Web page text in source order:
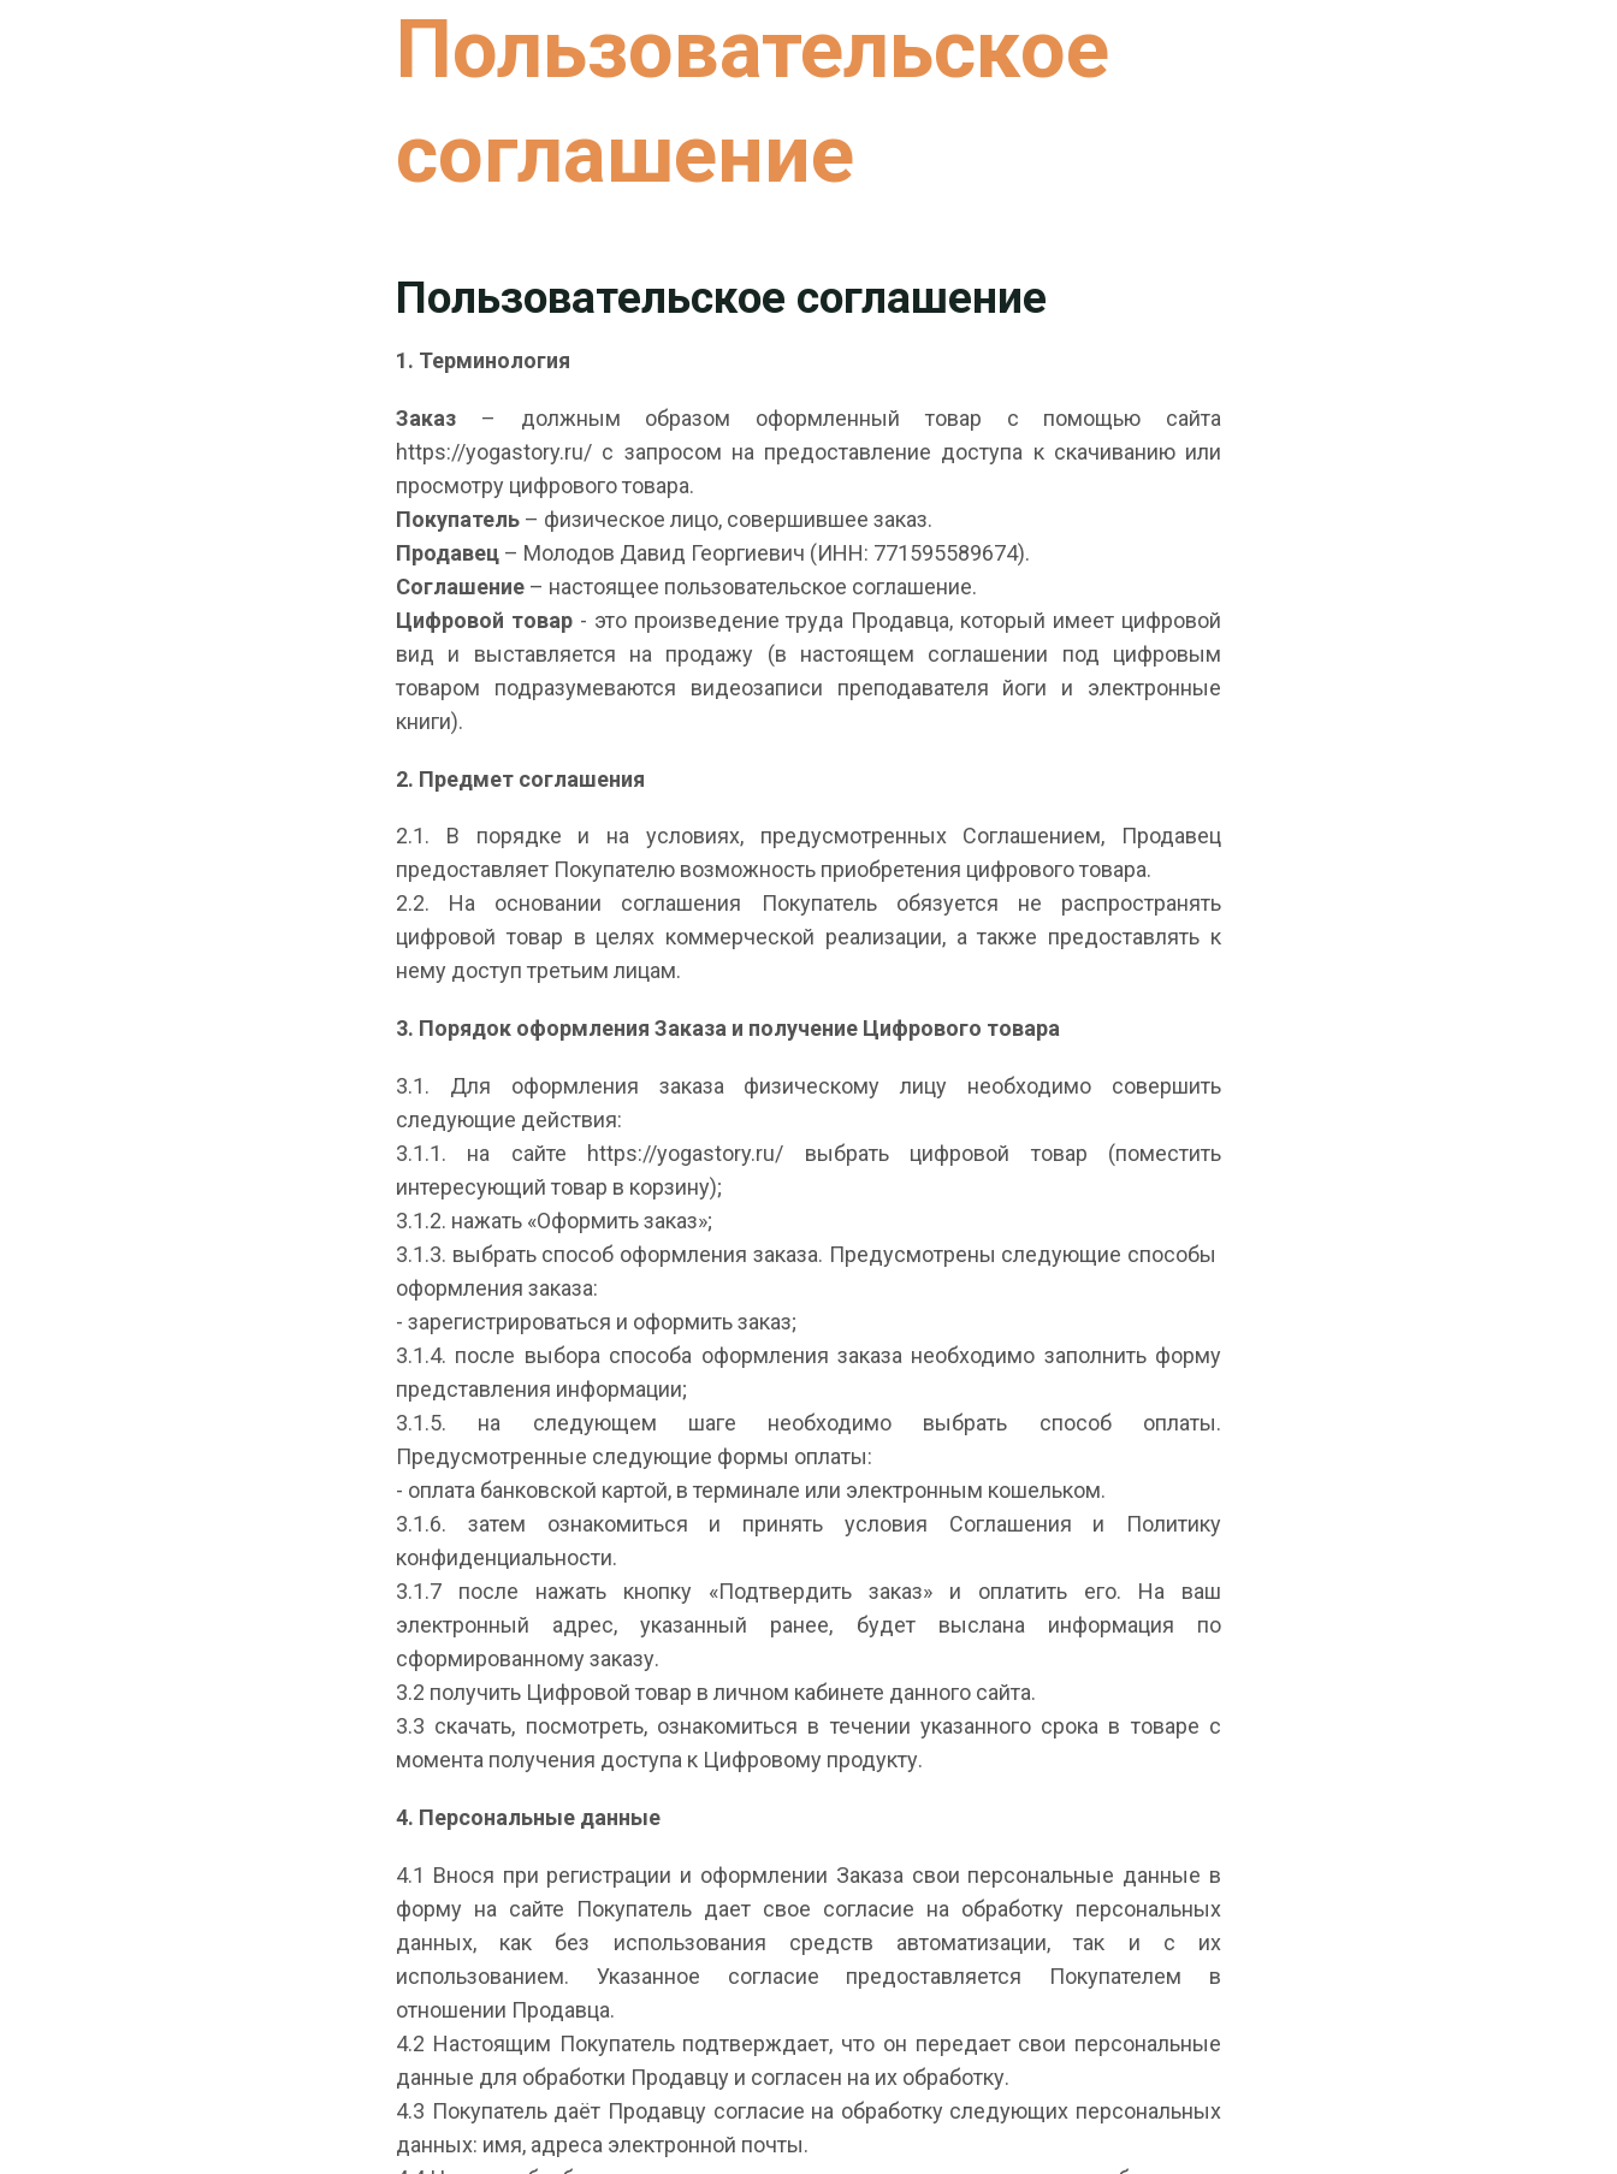
Пользовательское
соглашение
Пользовательское соглашение
1. Терминология
Заказ – должным образом оформленный товар с помощью сайта
https://yogastory.ru/ с запросом на предоставление доступа к скачиванию или
просмотру цифрового товара.
Покупатель – физическое лицо, совершившее заказ.
Продавец – Молодов Давид Георгиевич (ИНН: 771595589674).
Соглашение – настоящее пользовательское соглашение.
Цифровой товар- это произведение труда Продавца, который имеет цифровой
вид и выставляется на продажу (в настоящем соглашении под цифровым
товаром подразумеваются видеозаписи преподавателя йоги и электронные
книги).
2. Предмет соглашения
2.1. В порядке и на условиях, предусмотренных Соглашением, Продавец
предоставляет Покупателю возможность приобретения цифрового товара.
2.2. На основании соглашения Покупатель обязуется не распространять
цифровой товар в целях коммерческой реализации, а также предоставлять к
нему доступ третьим лицам.
3. Порядок оформления Заказа и получение Цифрового товара
3.1. Для оформления заказа физическому лицу необходимо совершить
следующие действия:
3.1.1. на сайте https://yogastory.ru/ выбрать цифровой товар (поместить
интересующий товар в корзину);
3.1.2. нажать «Оформить заказ»;
3.1.3. выбрать способ оформления заказа. Предусмотрены следующие способы
оформления заказа:
- зарегистрироваться и оформить заказ;
3.1.4. после выбора способа оформления заказа необходимо заполнить форму
представления информации;
3.1.5. на следующем шаге необходимо выбрать способ оплаты.
Предусмотренные следующие формы оплаты:
- оплата банковской картой, в терминале или электронным кошельком.
3.1.6. затем ознакомиться и принять условия Соглашения и Политику
конфиденциальности.
3.1.7 после нажать кнопку «Подтвердить заказ» и оплатить его. На ваш
электронный адрес, указанный ранее, будет выслана информация по
сформированному заказу.
3.2 получить Цифровой товар в личном кабинете данного сайта.
3.3 скачать, посмотреть, ознакомиться в течении указанного срока в товаре с
момента получения доступа к Цифровому продукту.
4. Персональные данные
4.1 Внося при регистрации и оформлении Заказа свои персональные данные в
форму на сайте Покупатель дает свое согласие на обработку персональных
данных, как без использования средств автоматизации, так и с их
использованием. Указанное согласие предоставляется Покупателем в
отношении Продавца.
4.2 Настоящим Покупатель подтверждает, что он передает свои персональные
данные для обработки Продавцу и согласен на их обработку.
4.3 Покупатель даёт Продавцу согласие на обработку следующих персональных
данных: имя, адреса электронной почты.